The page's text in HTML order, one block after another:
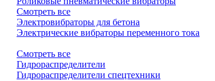
Смотреть все
Электровибраторы для бетона
Электрические вибраторы переменного тока
Смотреть все
Гидрораспределители
Гидрораспределители спецтехники